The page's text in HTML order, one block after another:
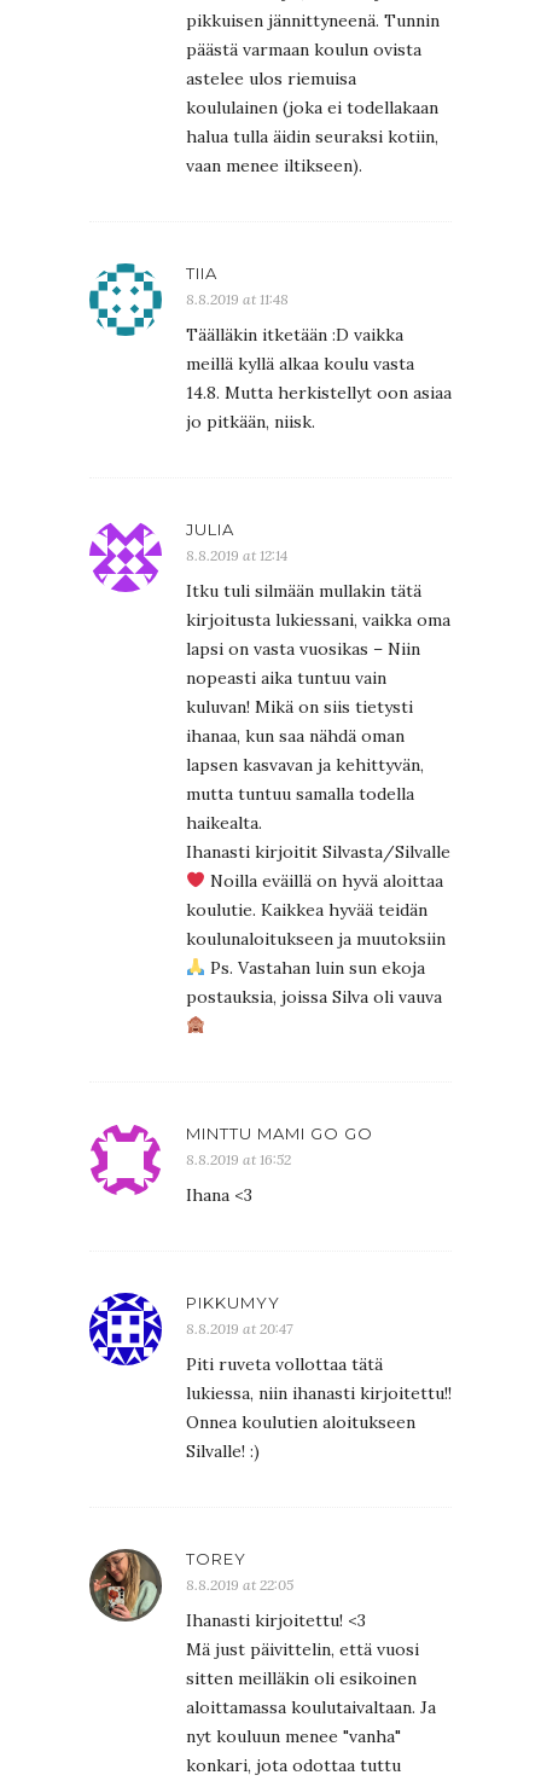
pikkuisen jännittyneenä. Tunnin
päästä varmaan koulun ovista
astelee ulos riemuisa
koululainen (joka ei todellakaan
halua tulla äidin seuraksi kotiin,
vaan menee iltikseen).
TIIA
8.8.2019 at 11:48
Täälläkin itketään :D vaikka
meillä kyllä alkaa koulu vasta
14.8. Mutta herkistellyt oon asiaa
jo pitkään, niisk.
JULIA
8.8.2019 at 12:14
Itku tuli silmään mullakin tätä
kirjoitusta lukiessani, vaikka oma
lapsi on vasta vuosikas – Niin
nopeasti aika tuntuu vain
kuluvan! Mikä on siis tietysti
ihanaa, kun saa nähdä oman
lapsen kasvavan ja kehittyvän,
mutta tuntuu samalla todella
haikealta.
Ihanasti kirjoitit Silvasta/Silvalle
Noilla eväillä on hyvä aloittaa
koulutie. Kaikkea hyvää teidän
koulunaloitukseen ja muutoksiin
Ps. Vastahan luin sun ekoja
postauksia, joissa Silva oli vauva
MINTTU MAMI GO GO
8.8.2019 at 16:52
Ihana <3
PIKKUMYY
8.8.2019 at 20:47
Piti ruveta vollottaa tätä
lukiessa, niin ihanasti kirjoitettu!!
Onnea koulutien aloitukseen
Silvalle! :)
TOREY
8.8.2019 at 22:05
Ihanasti kirjoitettu! <3
Mä just päivittelin, että vuosi
sitten meilläkin oli esikoinen
aloittamassa koulutaivaltaan. Ja
nyt kouluun menee "vanha"
konkari, jota odottaa tuttu